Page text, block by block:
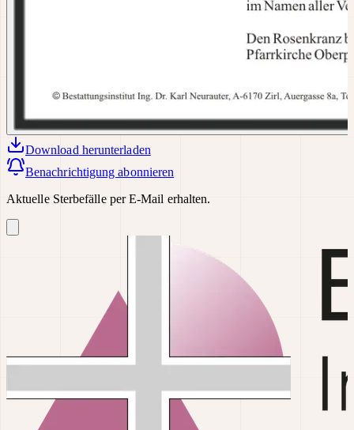
Download herunterladen
Benachrichtigung abonnieren
Aktuelle Sterbefälle per E-Mail erhalten.